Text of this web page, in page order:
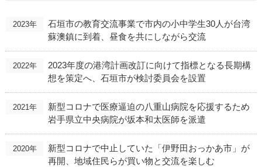
2023年
石垣市の教育交流事業で市内の小中学生30人が台湾
蘇澳鎮に到着、昼食を共にしながら交流
2022年
2023年度の港湾計画改訂に向けて指標となる長期構
想を策定へ、石垣市が検討委員会を設置
2021年
新型コロナで医療逼迫の八重山病院を応援するため
岩手県立中央病院が坂本和太医師を派遣
2020年
新型コロナで中止していた「伊野田おっかあ市」が
再開、地域住民らが買い物と交流を楽しむ